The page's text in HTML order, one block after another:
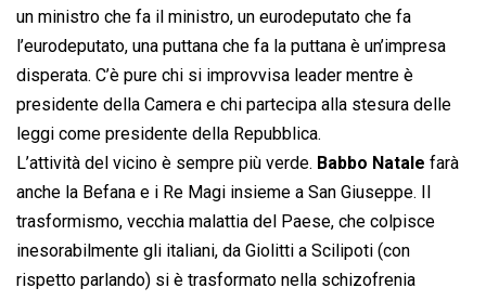
un ministro che fa il ministro, un eurodeputato che fa
l’eurodeputato, una puttana che fa la puttana è un’impresa
disperata. C’è pure chi si improvvisa leader mentre è
presidente della Camera e chi partecipa alla stesura delle
leggi come presidente della Repubblica.
L’attività del vicino è sempre più verde. Babbo Natale farà
anche la Befana e i Re Magi insieme a San Giuseppe. Il
trasformismo, vecchia malattia del Paese, che colpisce
inesorabilmente gli italiani, da Giolitti a Scilipoti (con
rispetto parlando) si è trasformato nella schizofrenia